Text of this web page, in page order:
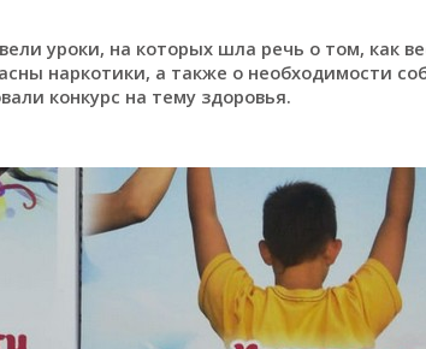
уроки, на которых шла речь о том, как
наркотики, а также о необходимости
конкурс на тему здоровья.